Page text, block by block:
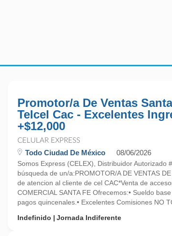
Promotor/a De Ventas
Telcel Cac - Excelentes
+$12,000
CELULAR EXPRESS
Todo Ciudad De México 08/06/2026
Somos Express (CELEX), Distribuidor Autorizado
búsqueda de un/a:PROMOTOR/A DE VENTAS
de atencion al cliente de cel CAC*Venta de
COMERCIAL SANTA FE Ofrecemos:• Sueldo
pagos quincenales.• Excelentes Comisiones NO
Indefinido
Jornada Indiferente